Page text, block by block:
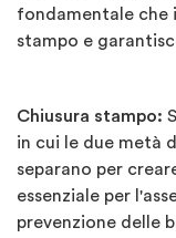
fondamentale che
stampo e
Chiusura stampo:
in cui le due metà
separano per
essenziale per
prevenzione delle